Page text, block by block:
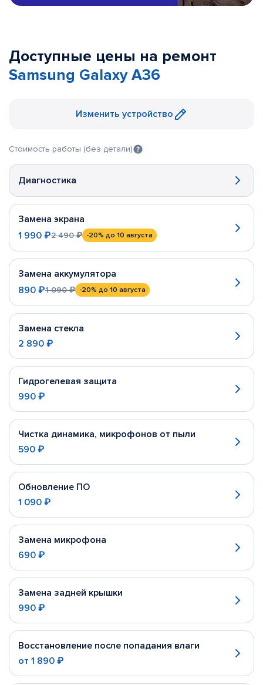
Доступные цены на ремонт
Samsung Galaxy A36
Изменить устройство
Стоимость работы (без детали)
Диагностика
Замена экрана
1 990 ₽2 490 ₽ -20% до 10 августа
Замена аккумулятора
890 ₽1 090 ₽ -20% до 10 августа
Замена стекла
2 890 ₽
Гидрогелевая защита
990 ₽
Чистка динамика, микрофонов от пыли
590 ₽
Обновление ПО
1 090 ₽
Замена микрофона
690 ₽
Замена задней крышки
990 ₽
Восстановление после попадания влаги
от 1 890 ₽